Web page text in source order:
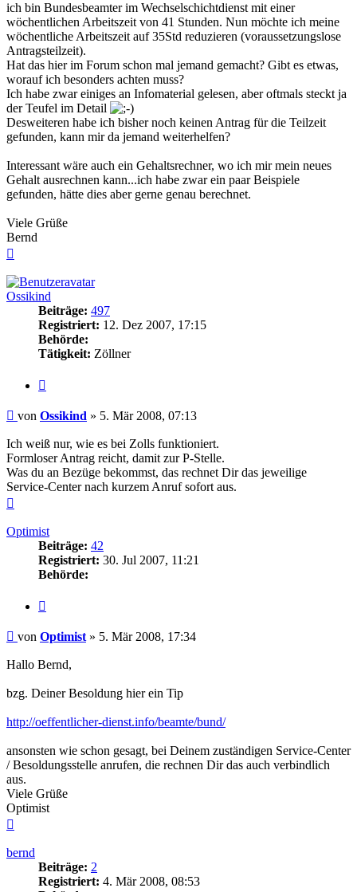
ich bin Bundesbeamter im Wechselschichtdienst mit einer
wöchentlichen Arbeitszeit von 41 Stunden. Nun möchte ich meine
wöchentliche Arbeitszeit auf 35Std reduzieren (voraussetzungslose
Antragsteilzeit).
Hat das hier im Forum schon mal jemand gemacht? Gibt es etwas,
worauf ich besonders achten muss?
Ich habe zwar einiges an Infomaterial gelesen, aber oftmals steckt ja
der Teufel im Detail
Desweiteren habe ich bisher noch keinen Antrag für die Teilzeit
gefunden, kann mir da jemand weiterhelfen?
Interessant wäre auch ein Gehaltsrechner, wo ich mir mein neues
Gehalt ausrechnen kann...ich habe zwar ein paar Beispiele
gefunden, hätte dies aber gerne genau berechnet.
Viele Grüße
Bernd
Ossikind
Beiträge: 497
Registriert: 12. Dez 2007, 17:15
Behörde:
Tätigkeit: Zöllner
Beitrag
von Ossikind » 5. Mär 2008, 07:13
Ich weiß nur, wie es bei Zolls funktioniert.
Formloser Antrag reicht, damit zur P-Stelle.
Was du an Bezüge bekommst, das rechnet Dir das jeweilige
Service-Center nach kurzem Anruf sofort aus.
Optimist
Beiträge: 42
Registriert: 30. Jul 2007, 11:21
Behörde:
Beitrag
von Optimist » 5. Mär 2008, 17:34
Hallo Bernd,
bzg. Deiner Besoldung hier ein Tip
http://oeffentlicher-dienst.info/beamte/bund/
ansonsten wie schon gesagt, bei Deinem zuständigen Service-Center
/ Besoldungsstelle anrufen, die rechnen Dir das auch verbindlich
aus.
Viele Grüße
Optimist
bernd
Beiträge: 2
Registriert: 4. Mär 2008, 08:53